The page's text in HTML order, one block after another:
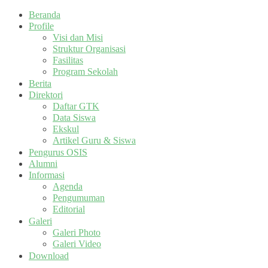
Beranda
Profile
Visi dan Misi
Struktur Organisasi
Fasilitas
Program Sekolah
Berita
Direktori
Daftar GTK
Data Siswa
Ekskul
Artikel Guru & Siswa
Pengurus OSIS
Alumni
Informasi
Agenda
Pengumuman
Editorial
Galeri
Galeri Photo
Galeri Video
Download